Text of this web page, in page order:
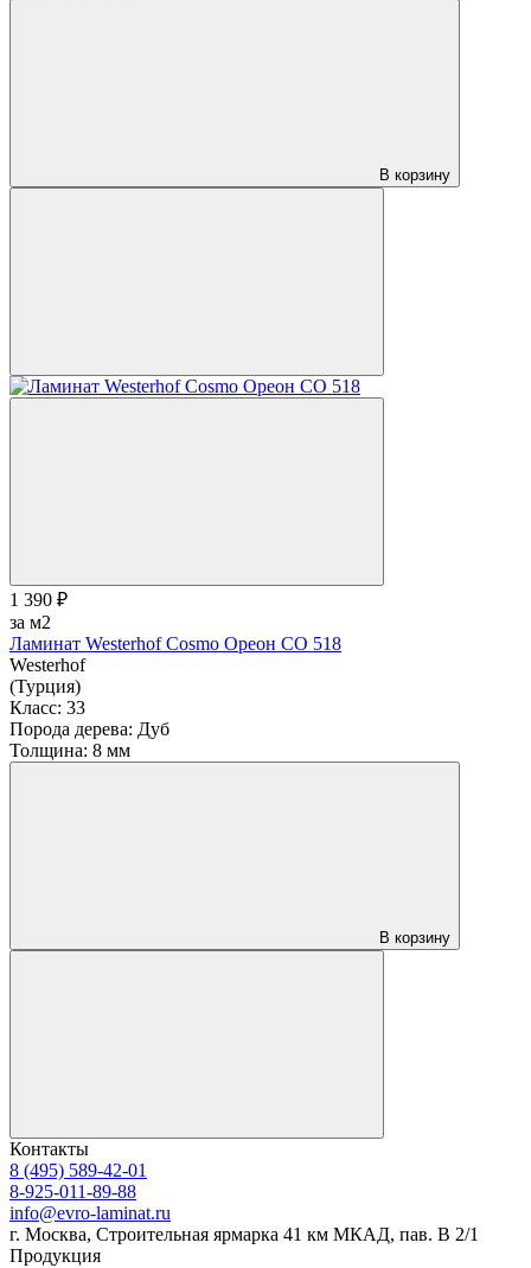
В корзину
1 390 ₽
за м2
Ламинат Westerhof Cosmo Ореон СО 518
Westerhof
(Турция)
Класс: 33
Порода дерева: Дуб
Толщина: 8 мм
В корзину
Контакты
8 (495) 589-42-01
8-925-011-89-88
info@evro-laminat.ru
г. Москва, Строительная ярмарка 41 км МКАД, пав. В 2/1
Продукция